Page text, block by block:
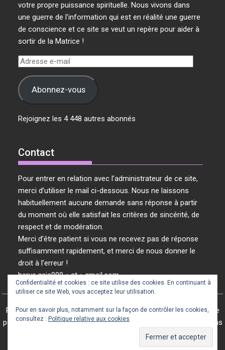
votre propre puissance spirituelle. Nous vivons dans
une guerre de l'information qui est en réalité une guerre
de conscience et ce site se veut un repère pour aider à
sortir de la Matrice !
Adresse
mail Abonnez-vous
Rejoignez les 4 448 autres abonnés
Contact
Pour entrer en relation avec l’administrateur de ce site,
merci d’utiliser le mail ci-dessous. Nous ne laissons
habituellement aucune demande sans réponse à partir
du moment où elle satisfait les critères de sincérité, de
respect et de modération.
Merci d’être patient si vous ne recevez pas de réponse
suffisamment rapidement, et merci de nous donner le
droit à l’erreur !
herve.gaia999 « at » gmail.com
Révolution Vibratoire © 2024 / 2025 - Tous les articles de ce site
peuvent être librement repris s'ils le sont dans leur intégralité, sans
modification et en citant la source.
Confidentialité et cookies : ce site utilise des cookies. En continuant à
utiliser ce site Web, vous acceptez leur utilisation.
Pour en savoir plus, notamment sur la façon de contrôler les cookies,
consultez : Politique relative aux cookies